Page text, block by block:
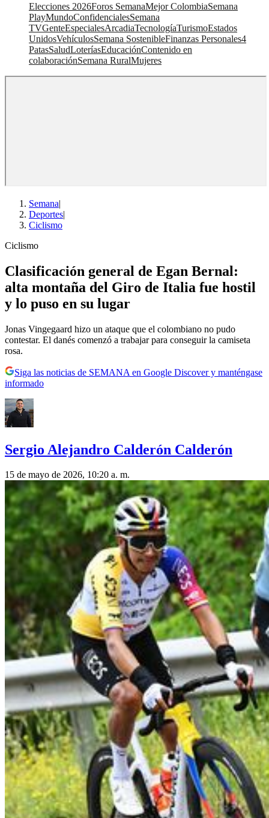
Elecciones 2026Foros SemanaMejor ColombiaSemana
PlayMundoConfidencialesSemana
TVGenteEspecialesArcadiaTecnologíaTurismoEstados
UnidosVehículosSemana SostenibleFinanzas Personales4
PatasSaludLoteríasEducaciónContenido en
colaboraciónSemana RuralMujeres
Semana|
Deportes|
Ciclismo
Ciclismo
Clasificación general de Egan Bernal:
alta montaña del Giro de Italia fue hostil
y lo puso en su lugar
Jonas Vingegaard hizo un ataque que el colombiano no pudo
contestar. El danés comenzó a trabajar para conseguir la camiseta
rosa.
Siga las noticias de SEMANA en Google Discover y manténgase
informado
Sergio Alejandro Calderón Calderón
15 de mayo de 2026, 10:20 a. m.